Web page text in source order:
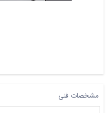
مشخصات فنی